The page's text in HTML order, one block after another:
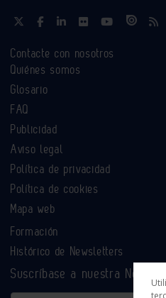
Contacte con nosotros
Quiénes somos
Glosario
FAQ
Publicidad
Aviso legal
Política de privacidad
Política de cookies
Mapa web
Formación
Histórico de Newsletters
Suscríbase a nuestra